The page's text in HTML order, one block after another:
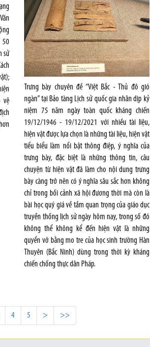
50
sử
vệ
Trưng bày chuyên đề “Việt Bắc - Thủ đô gió
ngàn” tại Bảo tàng Lịch sử quốc gia nhân dịp kỷ
niệm 75 năm ngày toàn quốc kháng chiến
19/12/1946 - 19/12/2021 với nhiều tài liệu,
hiện vật được lựa chọn là những tài liệu, hiện vật
tiểu biểu làm nổi bật thông điệp, ý nghĩa của
trưng bày, đặc biệt là những thông tin, câu
chuyện từ hiện vật đã làm cho nội dung trưng
bày càng trở nên có ý nghĩa sâu sắc hơn không
chỉ trong bối cảnh xã hội đương thời mà còn là
bài học quý giá về tầm quan trọng của giáo dục
truyền thống lịch sử ngày hôm nay, trong số đó
không thể không kể đến hiện vật là những
quyển vở bằng mo tre của học sinh trường Hàn
Thuyên (Bắc Ninh) dùng trong thời kỳ kháng
chiến chống thực dân Pháp.
4 5 > >>